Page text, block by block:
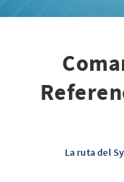
La ruta del